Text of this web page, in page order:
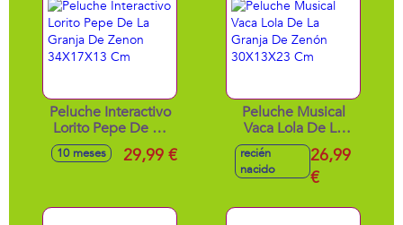
Peluche Interactivo
Lorito Pepe De La
Granja De Zenon
34X17X13 Cm
10 meses 29,99 €
Peluche Musical
Vaca Lola De La
Granja De Zenón
30X13X23 Cm
recién
nacido
26,99
€